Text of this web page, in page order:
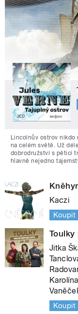
Lincolnův ostrov nikdo
na celém světě. Už
dobrodružství s pěticí
hlavně nejedno
Kaczi
Koupit
Jitka
Koupit